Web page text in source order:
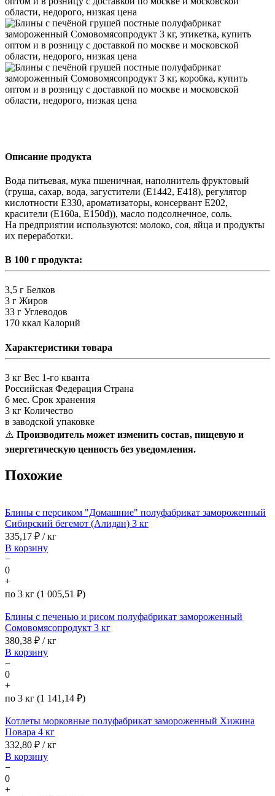
Описание продукта
Вода питьевая, мука пшеничная, наполнитель фруктовый
(груша, сахар, вода, загустители (E1442, E418), регулятор
кислотности E330, ароматизаторы, консервант E202,
красители (E160a, E150d)), масло подсолнечное, соль.
На предприятии используются: молоко, соя, яйца и продукты
их переработки.
В 100 г продукта:
3,5 г Белков
3 г Жиров
33 г Углеводов
170 ккал Калорий
Характеристики товара
3 кг Вес 1-го кванта
Российская Федерация Страна
6 мес. Срок хранения
3 кг Количество
в заводской упаковке
⚠️ Производитель может изменить состав, пищевую и
энергетическую ценность без уведомления.
Похожие
Блины с персиком "Домашние" полуфабрикат замороженный
Сибирский бегемот (Алидан) 3 кг
335,17 ₽ / кг
В корзину
−
0
+
по 3 кг (1 005,51 ₽)
Блины с печенью и рисом полуфабрикат замороженный
Сомовомясопродукт 3 кг
380,38 ₽ / кг
В корзину
−
0
+
по 3 кг (1 141,14 ₽)
Котлеты морковные полуфабрикат замороженный Хижина
Повара 4 кг
332,80 ₽ / кг
В корзину
−
0
+